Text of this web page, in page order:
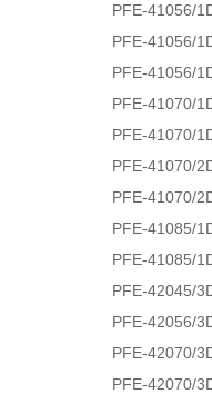
PFE-41056/
PFE-41056/
PFE-41056/
PFE-41070/
PFE-41070/
PFE-41070/
PFE-41070/
PFE-41085/
PFE-41085/
PFE-42045/
PFE-42056/
PFE-42070/
PFE-42070/